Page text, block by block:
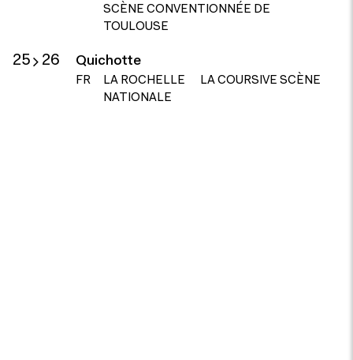
SCÈNE CONVENTIONNÉE DE
TOULOUSE
25 26 Quichotte
FR LA ROCHELLE
LA COURSIVE SCÈNE
NATIONALE